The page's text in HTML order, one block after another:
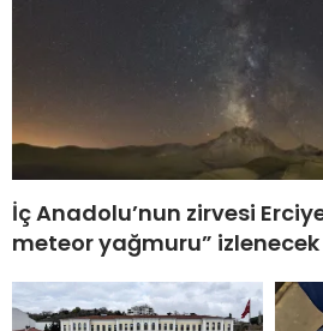
İç Anadolu’nun zirvesi
meteor yağmuru” izlenecek